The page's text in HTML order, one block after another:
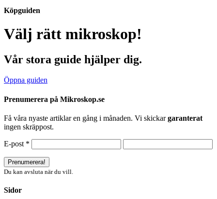
Köpguiden
Välj rätt mikroskop!
Vår stora guide hjälper dig.
Öppna guiden
Prenumerera på Mikroskop.se
Få våra nyaste artiklar en gång i månaden. Vi skickargaranterat
ingen skräppost.
E-post *
Du kan avsluta när du vill.
Sidor